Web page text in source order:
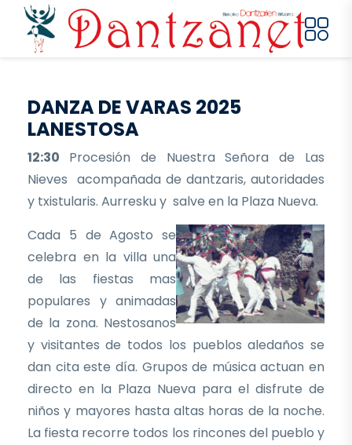
Pasar al contenido principal
DANZA DE VARAS 2025
LANESTOSA
12:30 Procesión de Nuestra Señora de Las
Nieves acompañada de dantzaris, autoridades
y txistularis. Aurresku y salve en la Plaza Nueva.
Cada 5 de Agosto se
celebra en la villa una
de las fiestas mas
populares y animadas
de la zona. Nestosanos
y visitantes de todos los pueblos aledaños se
dan cita este día. Grupos de música actuan en
directo en la Plaza Nueva para el disfrute de
niños y mayores hasta altas horas de la noche.
La fiesta recorre todos los rincones del pueblo y